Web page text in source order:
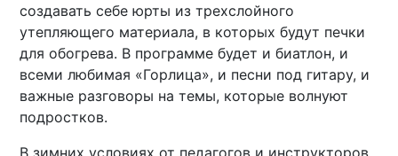
создавать себе юрты из трехслойного
утепляющего материала, в которых будут печки
для обогрева. В программе будет и биатлон, и
всеми любимая «Горлица», и песни под гитару, и
важные разговоры на темы, которые волнуют
подростков.